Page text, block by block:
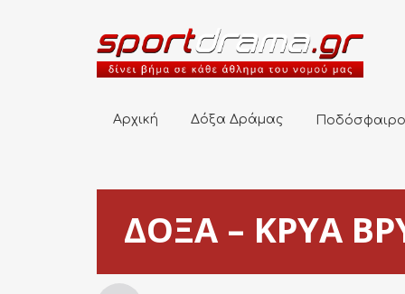
Αρχική Δόξα Δράμας Ποδόσφαιρο
ΔΟΞΑ – ΚΡΥΑ